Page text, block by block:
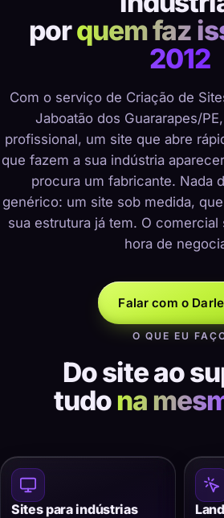
porquem faz
2012
Com o serviço de Criação de
Jaboatão dos Guararapes/
profissional, um site que abre
que fazem a sua indústria
procura um fabricante. Nada
genérico: um site sob medida,
sua estrutura já tem. O
hora de
Falar com o
O QUE EU
Do site ao
tudona
Sites para indústrias